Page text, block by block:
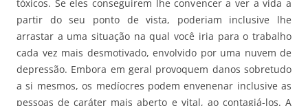
tóxicos. Se eles conseguirem lhe convencer a ver a vida a
partir do seu ponto de vista, poderiam inclusive lhe
arrastar a uma situação na qual você iria para o trabalho
cada vez mais desmotivado, envolvido por uma nuvem de
depressão. Embora em geral provoquem danos sobretudo
a si mesmos, os medíocres podem envenenar inclusive as
pessoas de caráter mais aberto e vital, ao contagiá-los. A